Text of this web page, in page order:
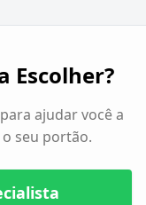
Escolher?
ajudar você a
seu portão.